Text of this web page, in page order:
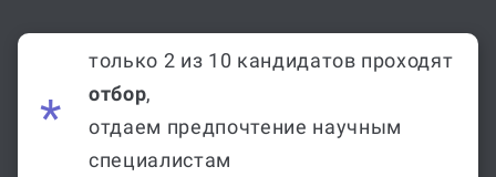
только 2 из 10 кандидатов проходят
отбор,
отдаем предпочтение научным
специалистам